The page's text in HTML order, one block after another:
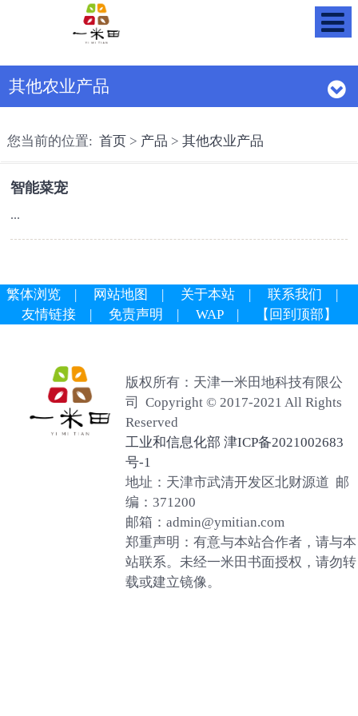
其他农业产品
您当前的位置:首页 > 产品 >其他农业产品
智能菜宠
...
繁体浏览 | 网站地图 | 关于本站 | 联系我们 |
友情链接| 免责声明 | WAP| 【回到顶部】
版权所有：天津一米田地科技有限公
司 Copyright © 2017-2021 All Rights
Reserved
工业和信息化部 津ICP备2021002683
号-1
地址：天津市武清开发区北财源道 邮
编：371200
邮箱：admin@ymitian.com
郑重声明：有意与本站合作者，请与本
站联系。未经一米田书面授权，请勿转
载或建立镜像。